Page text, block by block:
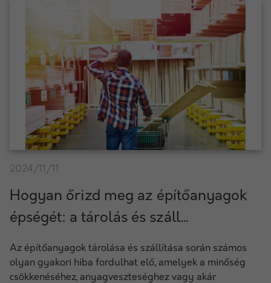
2024/11/11
Hogyan őrizd meg az építőanyagok
épségét: a tárolás és száll...
Az építőanyagok tárolása és szállítása során számos
olyan gyakori hiba fordulhat elő, amelyek a minőség
csökkenéséhez, anyagveszteséghez vagy akár